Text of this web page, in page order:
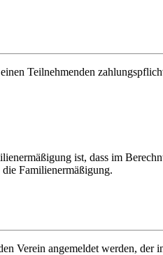
Teilnehmenden
ist, dass im
Familienermäßigung.
Verein angemeldet werden,